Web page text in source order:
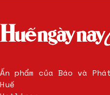
Ấn phẩm của Báo và
Huế